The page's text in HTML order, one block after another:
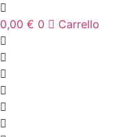
0,00 € 0 Carrello